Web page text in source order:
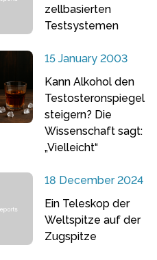
zellbasierten
Testsystemen
15 January 2003
Kann Alkohol den
Testosteronspiegel
steigern? Die
Wissenschaft sagt:
„Vielleicht“
18 December 2024
Ein Teleskop der
Weltspitze auf der
Zugspitze